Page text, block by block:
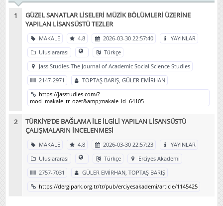
GÜZEL SANATLAR LİSELERİ MÜZİK BÖLÜMLERİ ÜZERİNE
YAPILAN LİSANSÜSTÜ TEZLER
MAKALE 4.8 2026-03-30 22:57:40
YAYINLAR
Uluslararası
Türkçe
Jass Studies-The Journal of Academic Social Science Studies
2147-2971
TOPTAŞ BARIŞ, GÜLER EMİRHAN
https://jasstudies.com/?
mod=makale_tr_ozet&amp;makale_id=64105
TÜRKİYE’DE BAĞLAMA İLE İLGİLİ YAPILAN LİSANSÜSTÜ
ÇALIŞMALARIN İNCELENMESİ
MAKALE 4.8 2026-03-30 22:57:23
YAYINLAR
Uluslararası
Türkçe
Erciyes Akademi
2757-7031
GÜLER EMİRHAN, TOPTAŞ BARIŞ
https://dergipark.org.tr/tr/pub/erciyesakademi/article/1145425